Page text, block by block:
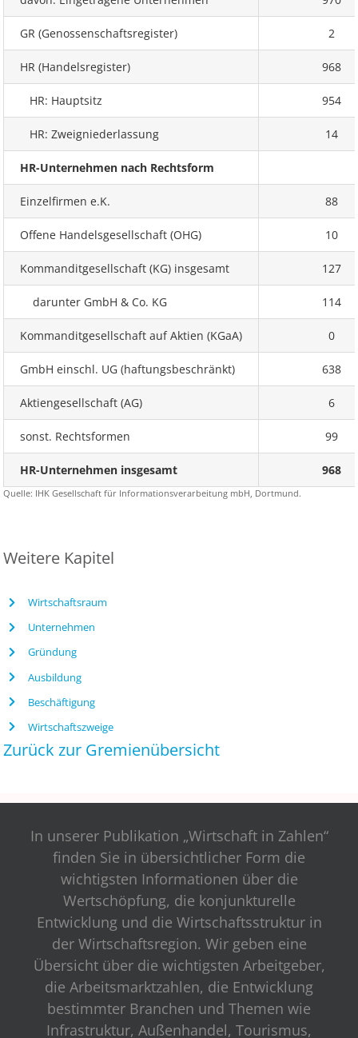
GR (Genossenschaftsregister) 2
HR (Handelsregister) 968
HR: Hauptsitz 954
HR: Zweigniederlassung 14
HR-Unternehmen nach Rechtsform
Einzelfirmen e.K. 88
Offene Handelsgesellschaft (OHG) 10
Kommanditgesellschaft (KG) insgesamt 127
darunter GmbH & Co. KG 114
Kommanditgesellschaft auf Aktien (KGaA) 0
GmbH einschl. UG (haftungsbeschränkt) 638
Aktiengesellschaft (AG) 6
sonst. Rechtsformen 99
HR-Unternehmen insgesamt 968
Quelle: IHK Gesellschaft für Informationsverarbeitung mbH, Dortmund.
Weitere Kapitel
Wirtschaftsraum
Unternehmen
Gründung
Ausbildung
Beschäftigung
Wirtschaftszweige
Zurück zur Gremienübersicht
In unserer Publikation „Wirtschaft in Zahlen“
finden Sie in übersichtlicher Form die
wichtigsten Informationen über die
Wertschöpfung, die konjunkturelle
Entwicklung und die Wirtschaftsstruktur in
der Wirtschaftsregion. Wir geben eine
Übersicht über die wichtigsten Arbeitgeber,
die Arbeitsmarktzahlen, die Entwicklung
bestimmter Branchen und Themen wie
Infrastruktur, Außenhandel, Tourismus,